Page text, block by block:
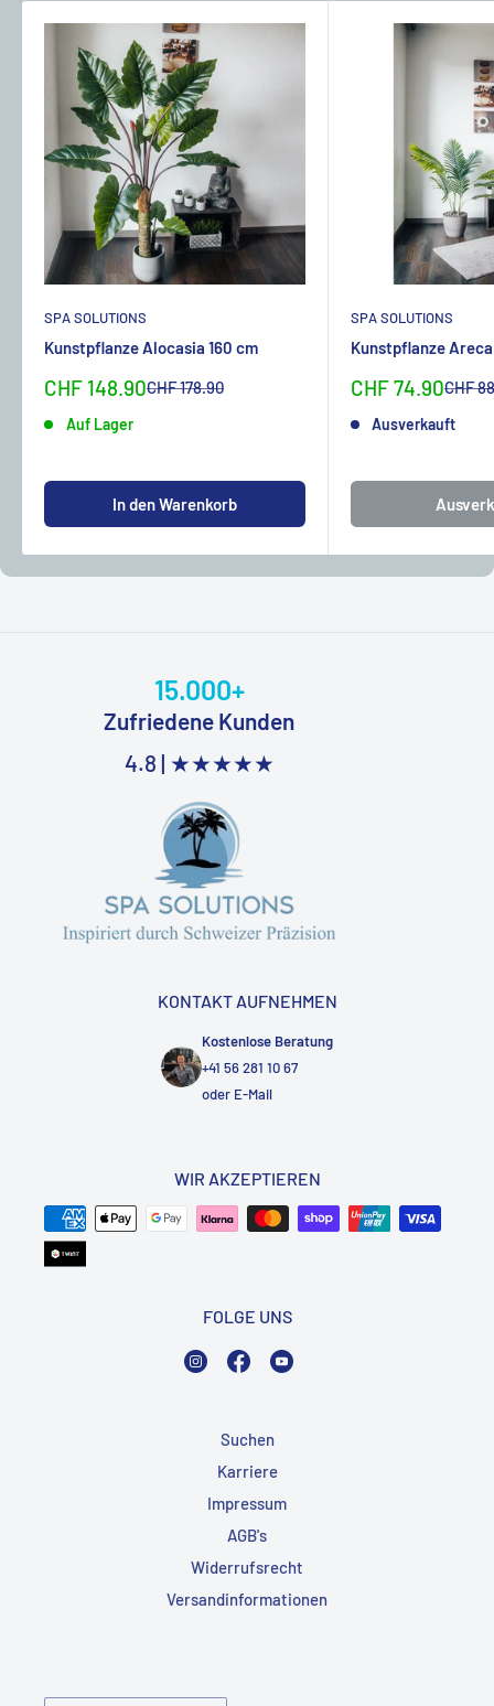
SPA SOLUTIONS
Kunstpflanze Alocasia 160 cm
Sonderpreis
CHF 148.90Normalpreis
CHF 178.90
Auf Lager
In den Warenkorb
SPA SOLUTIONS
Kunstpflanze Areca
Sonderpreis
CHF 74.90CHF
Ausverkauft
15.000+
Zufriedene Kunden
4.8 | ★★★★★
KONTAKT AUFNEHMEN
Kostenlose Beratung
+41 56 281 10 67
oder E-Mail
WIR AKZEPTIEREN
FOLGE UNS
InstagramFacebook
Suchen
Karriere
Impressum
AGB's
Widerrufsrecht
Versandinformationen